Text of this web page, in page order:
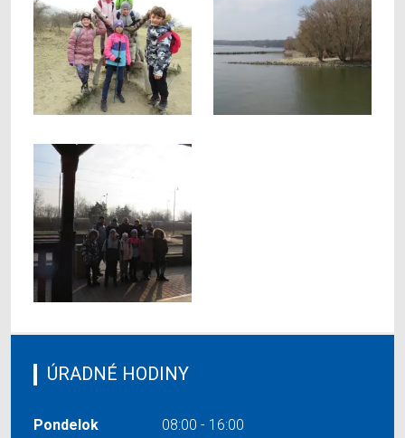
ÚRADNÉ HODINY
Pondelok
08:00 - 16:00